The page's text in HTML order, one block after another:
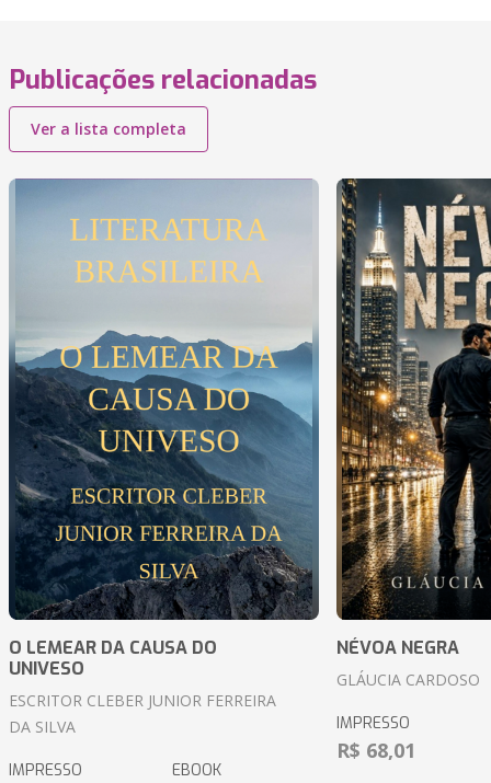
Publicações relacionadas
Ver a lista completa
O LEMEAR DA CAUSA DO
UNIVESO
ESCRITOR CLEBER JUNIOR FERREIRA
DA SILVA
IMPRESSO EBOOK
NÉVOA NEGRA
GLÁUCIA CARDOSO
IMPRESSO
R$ 68,01